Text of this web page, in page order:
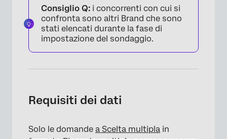
Consiglio Q: i concorrenti con cui si
confronta sono altri Brand che sono
stati elencati durante la fase di
impostazione del sondaggio.
Requisiti dei dati
Solo le domande a Scelta multipla in